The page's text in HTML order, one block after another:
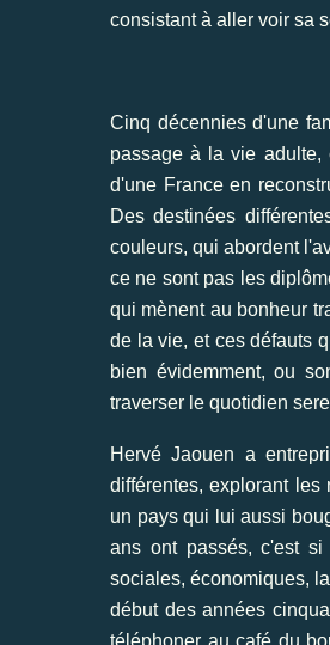
consistant à aller voir sa
Cinq décennies d'une
passage à la vie adulte,
d'une France en
Des destinées
couleurs, qui abordent
ce ne sont pas les
qui mènent au bonheur
de la vie, et ces défauts
bien évidemment, ou
traverser le quotidien
Hervé Jaouen a
différentes, explorant les
un pays qui lui aussi
ans ont passés, c'est si
sociales, économiques,
début des années
téléphoner au café du